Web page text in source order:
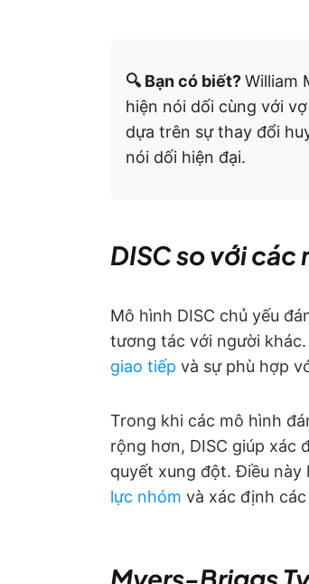
🔍 Bạn có biết?William
hiện nói dối cùng với
dựa trên sự thay đổi
nói dối hiện đại.
DISC so với
Mô hình DISC chủ yếu
tương tác với người
giao tiếp và sự phù hợp
Trong khi các mô hình
rộng hơn, DISC giúp xác
quyết xung đột. Điều này
lực nhóm và xác định